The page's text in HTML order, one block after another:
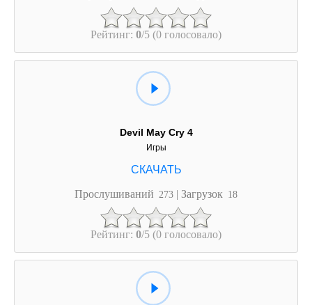
Рейтинг: 0/5 (0 голосовало)
Devil May Cry 4
Игры
Прослушиваний 273 | Загрузок 18
Рейтинг: 0/5 (0 голосовало)